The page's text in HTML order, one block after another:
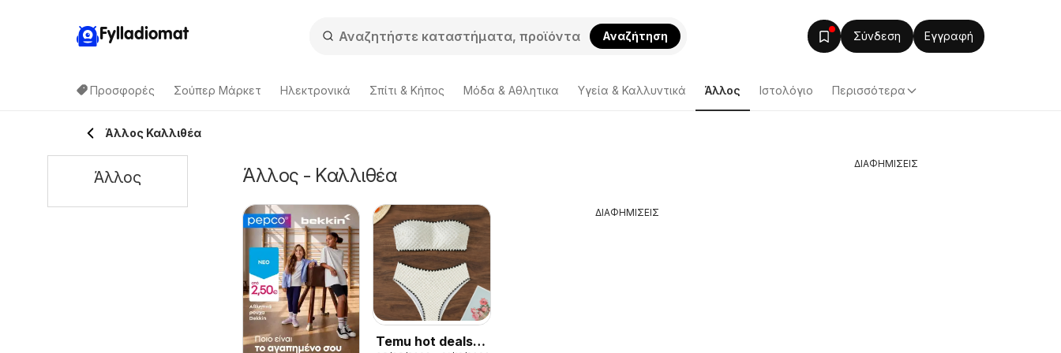
Fylladiomat Αναζήτηση Σύνδεση Εγγραφή
Προσφορές Σούπερ Μάρκετ Hλεκτρονικά Σπίτι & Κήπος Μόδα & Aθλητικα Υγεία & Καλλυντικά Άλλος Ιστολόγιο Περισσότερα
Άλλος Καλλιθέα
Άλλος - Καλλιθέα
Temu hot deals –
ΔΙΑΦΗΜΙΣΕΙΣ
Άλλος
ΔΙΑΦΗΜΙΣΕΙΣ